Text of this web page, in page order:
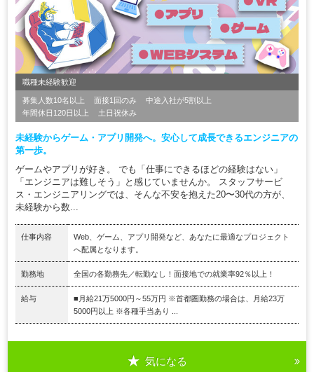
職種未経験歓迎
募集人数10名以上 面接1回のみ
中途入社が5割以上
年間休日120日以上
土日祝休み
未経験からゲーム・アプリ開発へ。安心して成長できるエンジニアの
第一歩。
ゲームやアプリが好き。 でも「仕事にできるほどの経験はない」
「エンジニアは難しそう」と感じていませんか。 スタッフサービ
ス・エンジニアリングでは、そんな不安を抱えた20〜30代の方が、
未経験から数...
仕事内容
Web、ゲーム、アプリ開発など、あなたに最適なプロジェクト
へ配属となります。
勤務地 全国の各勤務先／転勤なし！面接地での就業率92％以上！
給与
■月給21万5000円～55万円 ※首都圏勤務の場合は、月給23万
5000円以上 ※各種手当あり ...
気になる